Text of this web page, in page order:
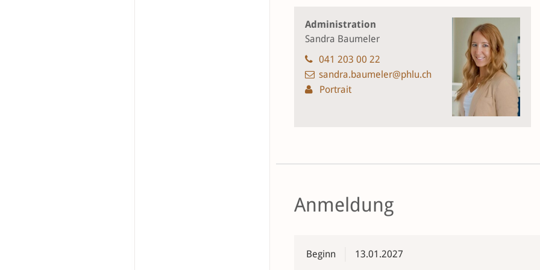
Administration
Sandra Baumeler
041 203 00 22
sandra.baumeler@phlu.ch
Portrait
Anmeldung
Beginn 13.01.2027